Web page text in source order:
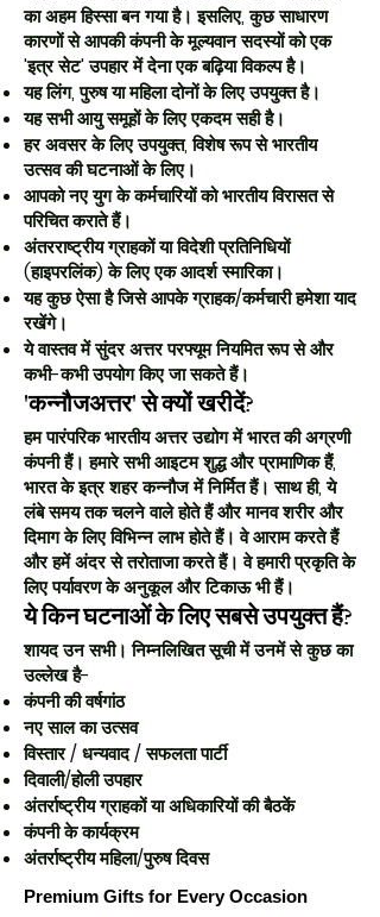
का अहम हिस्सा बन गया है। इसलिए, कुछ साधारण
कारणों से आपकी कंपनी के मूल्यवान सदस्यों को एक
'इत्र सेट' उपहार में देना एक बढ़िया विकल्प है।
यह लिंग, पुरुष या महिला दोनों के लिए उपयुक्त है।
यह सभी आयु समूहों के लिए एकदम सही है।
हर अवसर के लिए उपयुक्त, विशेष रूप से भारतीय
उत्सव की घटनाओं के लिए।
आपको नए युग के कर्मचारियों को भारतीय विरासत से
परिचित कराते हैं।
अंतरराष्ट्रीय ग्राहकों या विदेशी प्रतिनिधियों
(हाइपरलिंक) के लिए एक आदर्श स्मारिका।
यह कुछ ऐसा है जिसे आपके ग्राहक/कर्मचारी हमेशा याद
रखेंगे।
ये वास्तव में सुंदर अत्तर परफ्यूम नियमित रूप से और
कभी-कभी उपयोग किए जा सकते हैं।
'कन्नौजअत्तर' से क्यों खरीदें?
हम पारंपरिक भारतीय अत्तर उद्योग में भारत की अग्रणी
कंपनी हैं। हमारे सभी आइटम शुद्ध और प्रामाणिक हैं,
भारत के इत्र शहर कन्नौज में निर्मित हैं। साथ ही, ये
लंबे समय तक चलने वाले होते हैं और मानव शरीर और
दिमाग के लिए विभिन्न लाभ होते हैं। वे आराम करते हैं
और हमें अंदर से तरोताजा करते हैं। वे हमारी प्रकृति के
लिए पर्यावरण के अनुकूल और टिकाऊ भी हैं।
ये किन घटनाओं के लिए सबसे उपयुक्त हैं?
शायद उन सभी। निम्नलिखित सूची में उनमें से कुछ का
उल्लेख है-
कंपनी की वर्षगांठ
नए साल का उत्सव
विस्तार / धन्यवाद / सफलता पार्टी
दिवाली/होली उपहार
अंतर्राष्ट्रीय ग्राहकों या अधिकारियों की बैठकें
कंपनी के कार्यक्रम
अंतर्राष्ट्रीय महिला/पुरुष दिवस
Premium Gifts for Every Occasion